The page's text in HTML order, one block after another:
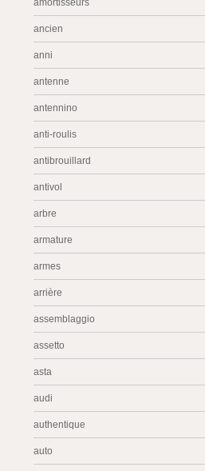
amortisseurs
ancien
anni
antenne
antennino
anti-roulis
antibrouillard
antivol
arbre
armature
armes
arrière
assemblaggio
assetto
asta
audi
authentique
auto